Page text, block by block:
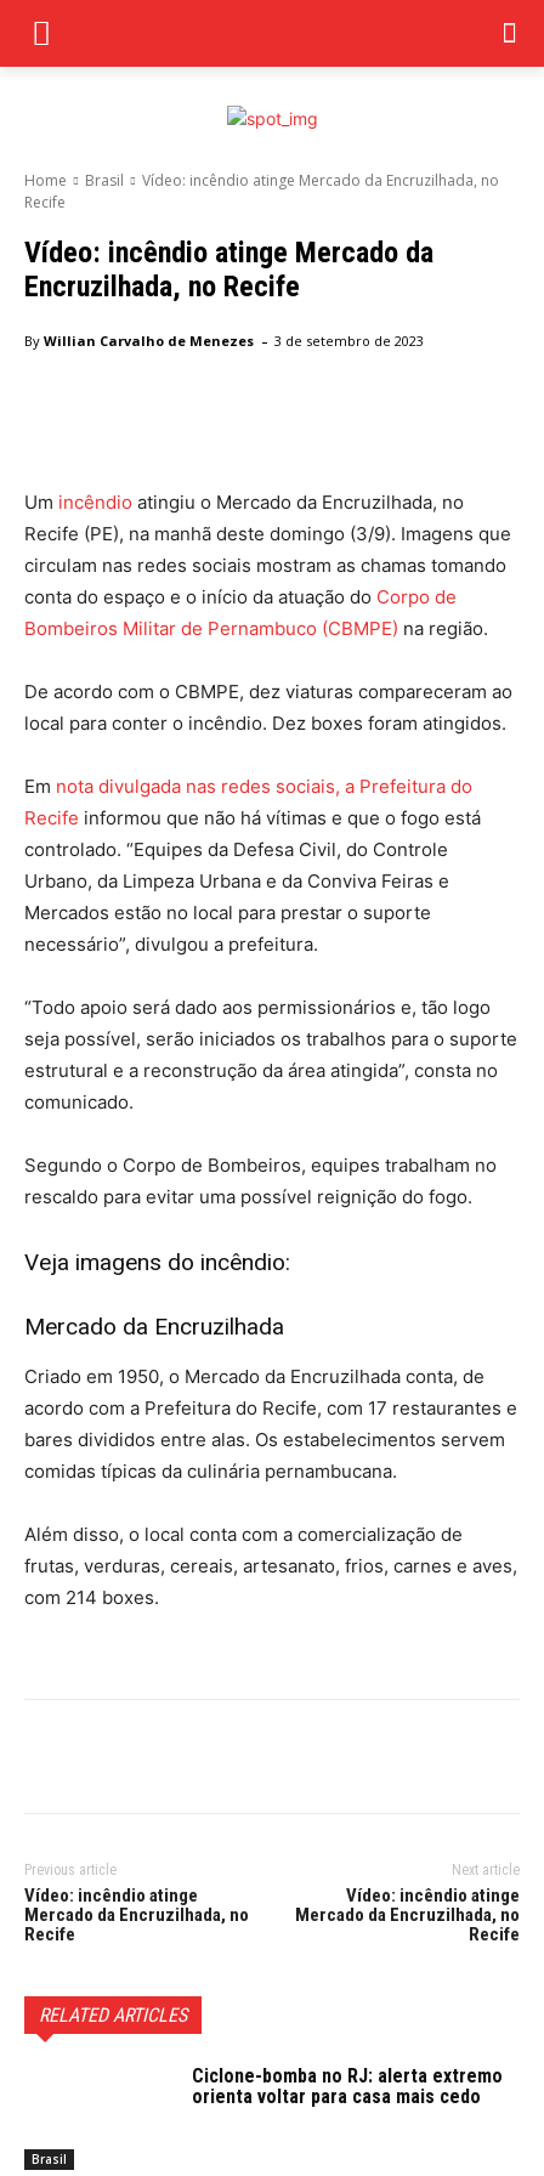
Home Brasil
Vídeo: incêndio atinge Mercado da Encruzilhada, no
Recife
Vídeo: incêndio atinge Mercado da
Encruzilhada, no Recife
By Willian Carvalho de Menezes - 3 de setembro de 2023
Um incêndio atingiu o Mercado da Encruzilhada, no
Recife (PE), na manhã deste domingo (3/9). Imagens que
circulam nas redes sociais mostram as chamas tomando
conta do espaço e o início da atuação do Corpo de
Bombeiros Militar de Pernambuco (CBMPE) na região.
De acordo com o CBMPE, dez viaturas compareceram ao
local para conter o incêndio. Dez boxes foram atingidos.
Em nota divulgada nas redes sociais, a Prefeitura do
Recife informou que não há vítimas e que o fogo está
controlado. “Equipes da Defesa Civil, do Controle
Urbano, da Limpeza Urbana e da Conviva Feiras e
Mercados estão no local para prestar o suporte
necessário”, divulgou a prefeitura.
“Todo apoio será dado aos permissionários e, tão logo
seja possível, serão iniciados os trabalhos para o suporte
estrutural e a reconstrução da área atingida”, consta no
comunicado.
Segundo o Corpo de Bombeiros, equipes trabalham no
rescaldo para evitar uma possível reignição do fogo.
Veja imagens do incêndio:
Mercado da Encruzilhada
Criado em 1950, o Mercado da Encruzilhada conta, de
acordo com a Prefeitura do Recife, com 17 restaurantes e
bares divididos entre alas. Os estabelecimentos servem
comidas típicas da culinária pernambucana.
Além disso, o local conta com a comercialização de
frutas, verduras, cereais, artesanato, frios, carnes e aves,
com 214 boxes.
Previous article
Vídeo: incêndio atinge
Mercado da Encruzilhada, no
Recife
Next article
Vídeo: incêndio atinge
Mercado da Encruzilhada, no
Recife
RELATED ARTICLES
Brasil
Ciclone-bomba no RJ: alerta extremo
orienta voltar para casa mais cedo